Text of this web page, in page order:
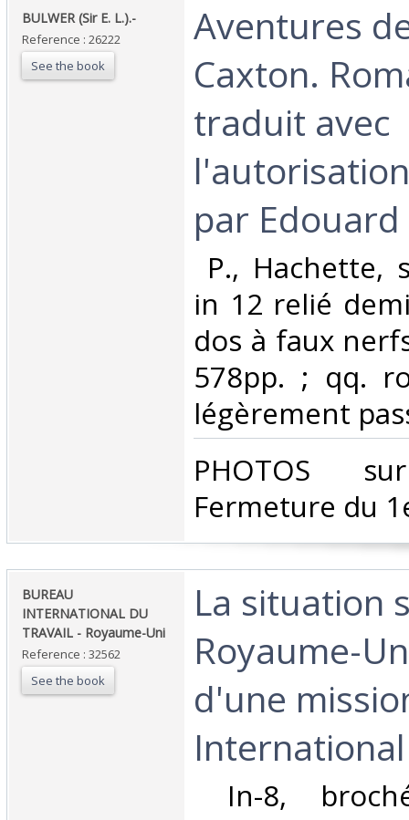
‎BULWER (Sir E. L.).-‎
Reference : 26222
See the book
‎Aventures
Caxton.
traduit avec
par
P.,
in 12 relié
dos à faux
578pp. ; qq.
légèrement
‎PHOTOS
Fermeture du
‎BUREAU
INTERNATIONAL DU
TRAVAIL - Royaume-Uni‎
Reference : 32562
See the book
‎La situation
Royaume-
d'une
In-8,